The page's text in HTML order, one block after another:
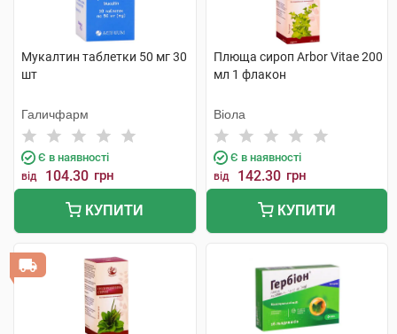
Мукалтин таблетки 50 мг 30
шт
Галичфарм
Є в наявності
від 104.30 грн
КУПИТИ
Плюща сироп Arbor Vitae 200
мл 1 флакон
Віола
Є в наявності
від 142.30 грн
КУПИТИ